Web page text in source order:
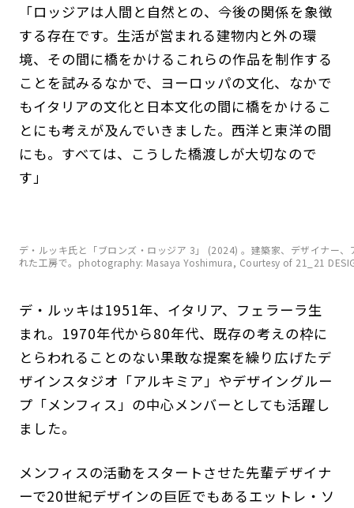
「ロッジアは人間と自然との、今後の関係を象徴
する存在です。生活が営まれる建物内と外の環
境、その間に橋をかけるこれらの作品を制作する
ことを試みるなかで、ヨーロッパの文化、なかで
もイタリアの文化と日本文化の間に橋をかけるこ
とにも考えが及んでいきました。西洋と東洋の間
にも。すべては、こうした橋渡しが大切なので
す」
デ・ルッキ氏と「ブロンズ・ロッジア 3」 (2024) 。建築家、デザイナー
れた工房で。photography: Masaya Yoshimura, Courtesy of 21_21
デ・ルッキは1951年、イタリア、フェラーラ生
まれ。1970年代から80年代、既存の考えの枠に
とらわれることのない果敢な提案を繰り広げたデ
ザインスタジオ「アルキミア」やデザイングルー
プ「メンフィス」の中心メンバーとしても活躍し
ました。
メンフィスの活動をスタートさせた先輩デザイナ
ーで20世紀デザインの巨匠でもあるエットレ・ソ